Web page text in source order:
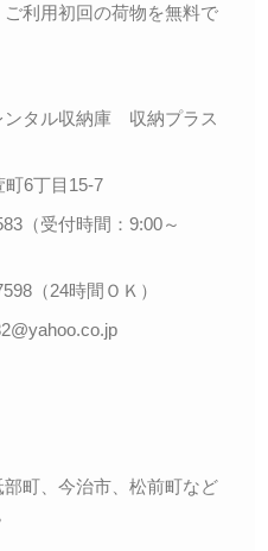
利用初回の荷物を無料で
ンタル収納庫 収納プラス
6丁目15-7
（受付時間：9:00～
（24時間ＯＫ）
町、今治市、松前町など